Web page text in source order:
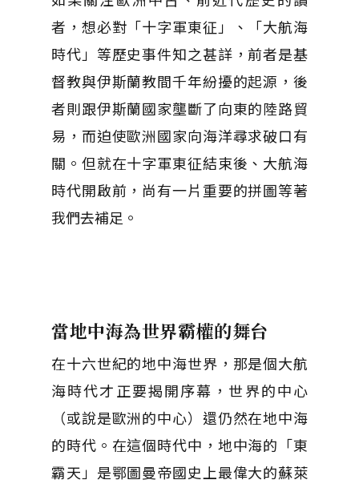
者，想必對「十字軍東征」、「大航海
時代」等歷史事件知之甚詳，前者是基
督教與伊斯蘭教間千年紛擾的起源，後
者則跟伊斯蘭國家壟斷了向東的陸路貿
易，而迫使歐洲國家向海洋尋求破口有
關。但就在十字軍東征結束後、大航海
時代開啟前，尚有一片重要的拼圖等著
我們去補足。
當地中海為世界霸權的舞台
在十六世紀的地中海世界，那是個大航
海時代才正要揭開序幕，世界的中心
（或說是歐洲的中心）還仍然在地中海
的時代。在這個時代中，地中海的「東
霸天」是鄂圖曼帝國史上最偉大的蘇萊